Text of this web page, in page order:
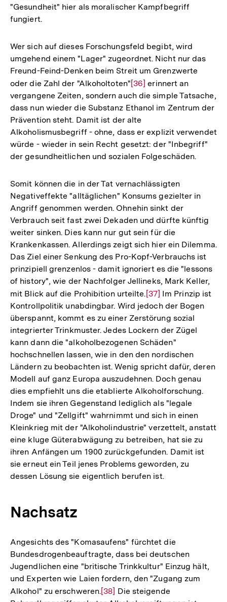
"Gesundheit" hier als moralischer Kampfbegriff
fungiert.
Wer sich auf dieses Forschungsfeld begibt, wird
umgehend einem "Lager" zugeordnet. Nicht nur das
Freund-Feind-Denken beim Streit um Grenzwerte
oder die Zahl der "Alkoholtoten"Zur
Auflösung
der
Fußnote
[36] erinnert an
vergangene Zeiten, sondern auch die simple Tatsache,
dass nun wieder die Substanz Ethanol im Zentrum der
Prävention steht. Damit ist der alte
Alkoholismusbegriff - ohne, dass er explizit verwendet
würde - wieder in sein Recht gesetzt: der "Inbegriff"
der gesundheitlichen und sozialen Folgeschäden.
Somit können die in der Tat vernachlässigten
Negativeffekte "alltäglichen" Konsums gezielter in
Angriff genommen werden. Ohnehin sinkt der
Verbrauch seit fast zwei Dekaden und dürfte künftig
weiter sinken. Dies kann nur gut sein für die
Krankenkassen. Allerdings zeigt sich hier ein Dilemma.
Das Ziel einer Senkung des Pro-Kopf-Verbrauchs ist
prinzipiell grenzenlos - damit ignoriert es die "lessons
of history", wie der Nachfolger Jellineks, Mark Keller,
mit Blick auf die Prohibition urteilte. Zur
Auflösung
der
Fußnote
[37] Im Prinzip ist
Kontrollpolitik unabdingbar. Wird jedoch der Bogen
überspannt, kommt es zu einer Zerstörung sozial
integrierter Trinkmuster. Jedes Lockern der Zügel
kann dann die "alkoholbezogenen Schäden"
hochschnellen lassen, wie in den den nordischen
Ländern zu beobachten ist. Wenig spricht dafür, deren
Modell auf ganz Europa auszudehnen. Doch genau
dies empfiehlt uns die etablierte Alkoholforschung.
Indem sie ihren Gegenstand lediglich als "legale
Droge" und "Zellgift" wahrnimmt und sich in einen
Kleinkrieg mit der "Alkoholindustrie" verzettelt, anstatt
eine kluge Güterabwägung zu betreiben, hat sie zu
ihren Anfängen um 1900 zurückgefunden. Damit ist
sie erneut ein Teil jenes Problems geworden, zu
dessen Lösung sie eigentlich berufen ist.
Nachsatz
Angesichts des "Komasaufens" fürchtet die
Bundesdrogenbeauftragte, dass bei deutschen
Jugendlichen eine "britische Trinkkultur" Einzug hält,
und Experten wie Laien fordern, den "Zugang zum
Alkohol" zu erschweren.Zur
[38] Die steigende